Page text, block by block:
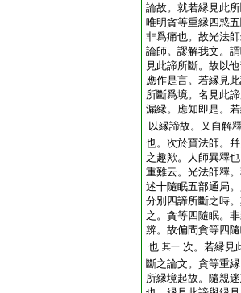
論故。就若縁見此
唯明貪等重縁四惑
非爲痛也。故光法
論師。謬解我文。
見此諦所斷。故以
應作是言。若縁見
所斷爲境。名見此
漏縁。應知即是。
以縁諦故。又自解
也。次於寶法師。
之趣歟。人師異釋
重難云。光法師釋
述十隨眠五部通局
分別四諦所斷之時
之。貪等四隨眠。
辨。故偏問貪等四
也 其一 次。若縁見
斷之論文。貪等重
所縁境起故。隨親